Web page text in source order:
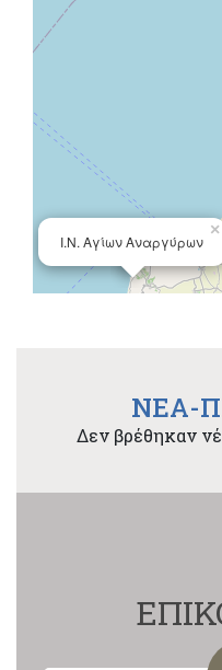
Ι.Ν. Αγίων Αναργύρων
×
NEA-
Δεν βρέθηκαν